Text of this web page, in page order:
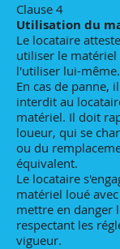
Clause 4
Utilisation du
Le locataire
utiliser le matériel
l'utiliser lui-même.
En cas de panne,
interdit au
matériel. Il doit
loueur, qui se
ou du
équivalent.
Le locataire
matériel loué
mettre en danger
respectant les
vigueur.